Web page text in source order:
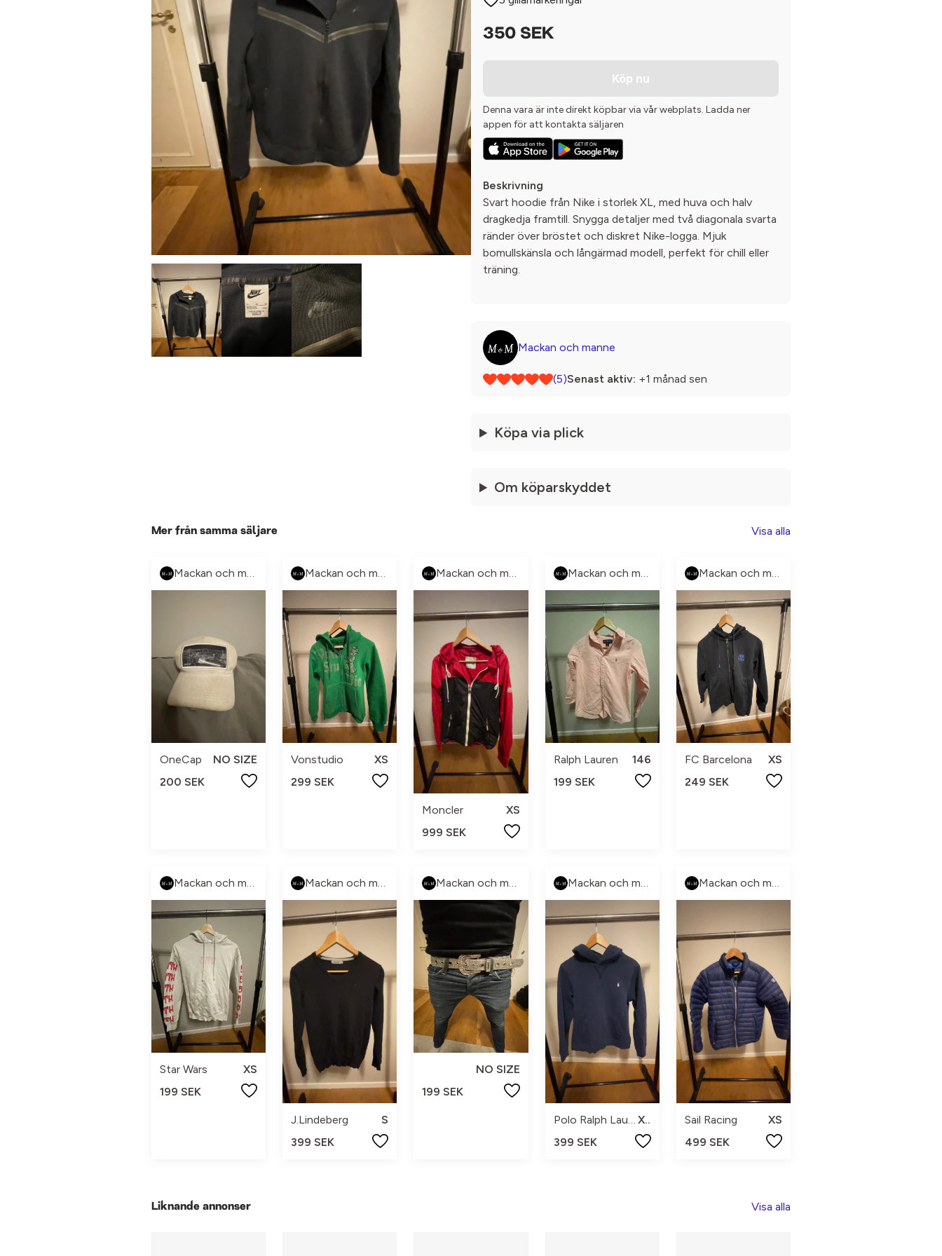
350 SEK
Köp nu
Denna vara är inte direkt köpbar via vår webplats. Ladda ner
appen för att kontakta säljaren
Beskrivning
Svart hoodie från Nike i storlek XL, med huva och halv
dragkedja framtill. Snygga detaljer med två diagonala svarta
ränder över bröstet och diskret Nike-logga. Mjuk
bomullskänsla och långärmad modell, perfekt för chill eller
träning.
Mackan och manne
(5)Senast aktiv: +1 månad sen
Köpa via plick
Om köparskyddet
Mer från samma säljare Visa alla
Mackan och manne
OneCap
NO SIZE
200 SEK
Mackan och manne
Vonstudio
XS
299 SEK
Mackan och manne
Moncler
XS
999 SEK
Mackan och manne
Ralph Lauren
146
199 SEK
Mackan och manne
FC Barcelona
XS
249 SEK
Mackan och manne
Star Wars
XS
199 SEK
Mackan och manne
J.Lindeberg
S
399 SEK
Mackan och manne
NO SIZE
199 SEK
Mackan och manne
Polo Ralph Lauren
XS
399 SEK
Mackan och manne
Sail Racing
XS
499 SEK
Liknande annonser Visa alla